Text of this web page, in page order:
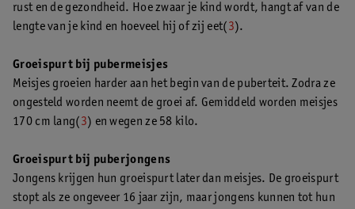
rust en de gezondheid. Hoe zwaar je kind wordt, hangt af van de
lengte van je kind en hoeveel hij of zij eet(3).
Groeispurt bij pubermeisjes
Meisjes groeien harder aan het begin van de puberteit. Zodra ze
ongesteld worden neemt de groei af. Gemiddeld worden meisjes
170 cm lang(3) en wegen ze 58 kilo.
Groeispurt bij puberjongens
Jongens krijgen hun groeispurt later dan meisjes. De groeispurt
stopt als ze ongeveer 16 jaar zijn, maar jongens kunnen tot hun